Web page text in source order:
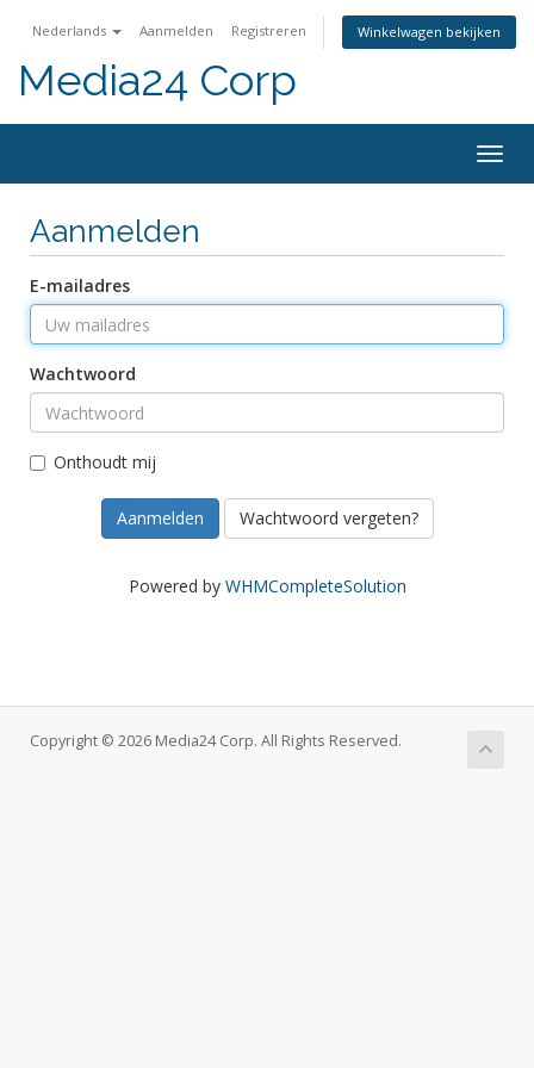
Nederlands Aanmelden Registreren Winkelwagen bekijken
Media24 Corp
Aanmelden
E-mailadres
Wachtwoord
Onthoudt mij
Wachtwoord vergeten?
Powered by WHMCompleteSolution
Copyright © 2026 Media24 Corp. All Rights Reserved.